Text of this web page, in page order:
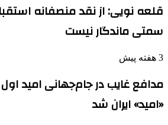
قلعه نویی: از نقد منصفانه
سمتی ماندگار نیست
3 هفته پیش
مدافع غایب در جام‌جهانی امید
«امید» ایران شد